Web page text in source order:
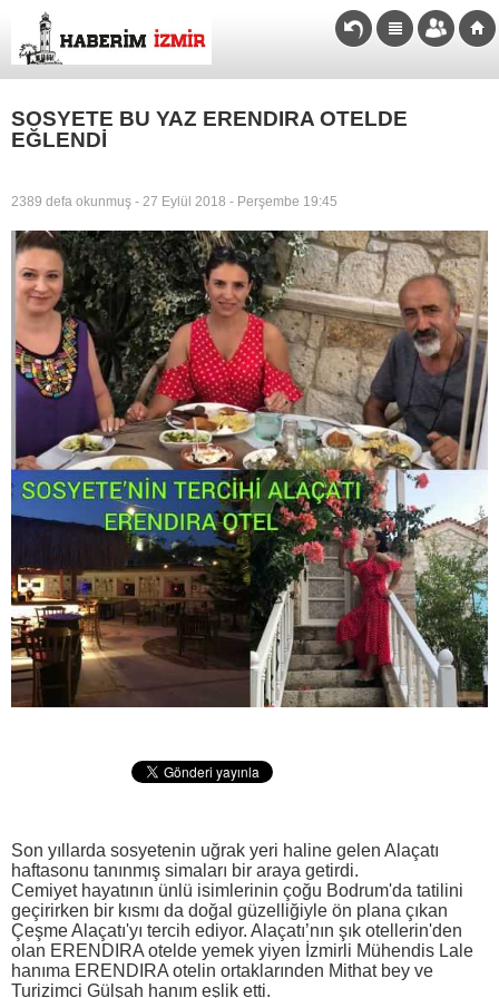
SOSYETE BU YAZ ERENDIRA OTELDE
EĞLENDİ
2389 defa okunmuş - 27 Eylül 2018 - Perşembe 19:45
Son yıllarda sosyetenin uğrak yeri haline gelen Alaçatı
haftasonu tanınmış simaları bir araya getirdi.
Cemiyet hayatının ünlü isimlerinin çoğu Bodrum'da tatilini
geçirirken bir kısmı da doğal güzelliğiyle ön plana çıkan
Çeşme Alaçatı'yı tercih ediyor. Alaçatı’nın şık otellerin'den
olan ERENDIRA otelde yemek yiyen İzmirli Mühendis Lale
hanıma ERENDIRA otelin ortaklarınden Mithat bey ve
Turizimci Gülşah hanım eşlik etti.